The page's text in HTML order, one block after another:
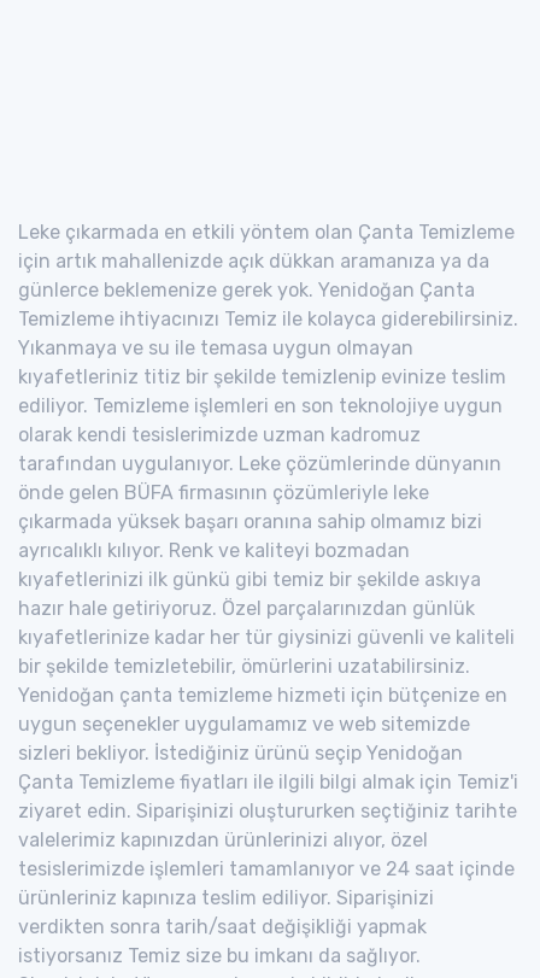
Leke çıkarmada en etkili yöntem olan Çanta Temizleme
için artık mahallenizde açık dükkan aramanıza ya da
günlerce beklemenize gerek yok. Yenidoğan Çanta
Temizleme ihtiyacınızı Temiz ile kolayca giderebilirsiniz.
Yıkanmaya ve su ile temasa uygun olmayan
kıyafetleriniz titiz bir şekilde temizlenip evinize teslim
ediliyor. Temizleme işlemleri en son teknolojiye uygun
olarak kendi tesislerimizde uzman kadromuz
tarafından uygulanıyor. Leke çözümlerinde dünyanın
önde gelen BÜFA firmasının çözümleriyle leke
çıkarmada yüksek başarı oranına sahip olmamız bizi
ayrıcalıklı kılıyor. Renk ve kaliteyi bozmadan
kıyafetlerinizi ilk günkü gibi temiz bir şekilde askıya
hazır hale getiriyoruz. Özel parçalarınızdan günlük
kıyafetlerinize kadar her tür giysinizi güvenli ve kaliteli
bir şekilde temizletebilir, ömürlerini uzatabilirsiniz.
Yenidoğan çanta temizleme hizmeti için bütçenize en
uygun seçenekler uygulamamız ve web sitemizde
sizleri bekliyor. İstediğiniz ürünü seçip Yenidoğan
Çanta Temizleme fiyatları ile ilgili bilgi almak için Temiz'i
ziyaret edin. Siparişinizi oluştururken seçtiğiniz tarihte
valelerimiz kapınızdan ürünlerinizi alıyor, özel
tesislerimizde işlemleri tamamlanıyor ve 24 saat içinde
ürünleriniz kapınıza teslim ediliyor. Siparişinizi
verdikten sonra tarih/saat değişikliği yapmak
istiyorsanız Temiz size bu imkanı da sağlıyor.